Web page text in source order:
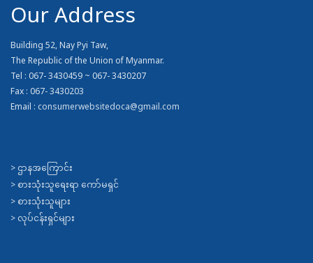
Our Address
Building 52, Nay Pyi Taw,
The Republic of the Union of Myanmar.
Tel : 067- 3430459 ~ 067- 3430207
Fax : 067- 3430203
Email :consumerwebsitedoca@gmail.com
>ဌာနအကြောင်း
>စားသုံးသူရေးရာ ကော်မရှင်
>စားသုံးသူများ
>လုပ်ငန်းရှင်များ